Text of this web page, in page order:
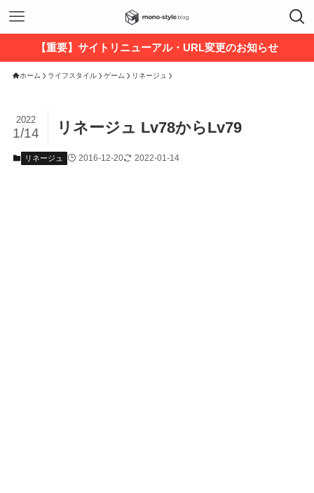
【重要】サイトリニューアル・URL変更のお知らせ
ホーム ライフスタイル ゲーム リネージュ
リネージュ Lv78からLv79
2022
1/14
リネージュ 2016-12-20 2022-01-14